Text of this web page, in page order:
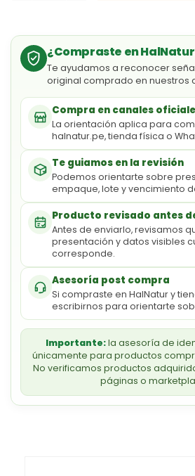
¿Compraste en
Te ayudamos a reconocer
original comprado en nuestros
Compra en canales
La orientación aplica para
halnatur.pe, tienda física o
Te guiamos en la revisión
Podemos orientarte sobre
empaque, lote y vencimiento
Producto revisado antes
Antes de enviarlo, revisamos
presentación y datos visibles
corresponde.
Asesoría post compra
Si compraste en HalNatur y
escribirnos para orientarte
Importante:la asesoría de
únicamente para productos
No verificamos productos
páginas o